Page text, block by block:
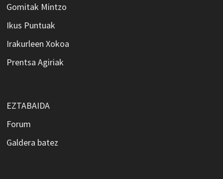
Gomitak Mintzo
Ikus Puntuak
Irakurleen Xokoa
Prentsa Agiriak
EZTABAIDA
Forum
Galdera batez